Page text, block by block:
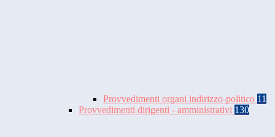
Provvedimenti organi indirizzo-politico 11
Provvedimenti dirigenti - amministrativi 130